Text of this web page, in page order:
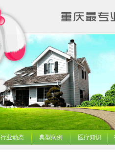
行业动态 典型病例 医疗知识